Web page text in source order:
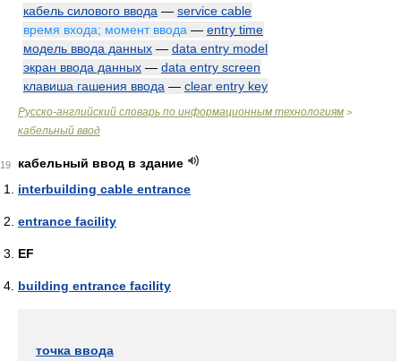
кабель силового ввода — service cable
время входа; момент ввода — entry time
модель ввода данных — data entry model
экран ввода данных — data entry screen
клавиша гашения ввода — clear entry key
Русско-английский словарь по информационным технологиям >
кабельный ввод
19
кабельный ввод в здание
interbuilding cable entrance
entrance facility
EF
building entrance facility
точка ввода